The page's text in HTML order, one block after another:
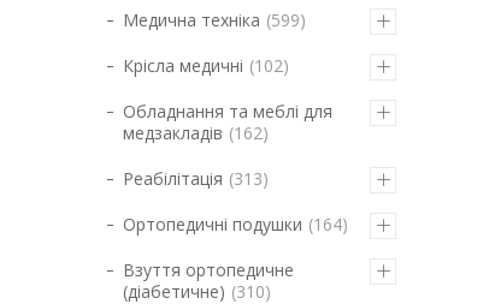
Медична техніка 599
Крісла медичні 102
Обладнання та меблі для
медзакладів 162
Реабілітація 313
Ортопедичні подушки 164
Взуття ортопедичне
(діабетичне) 310